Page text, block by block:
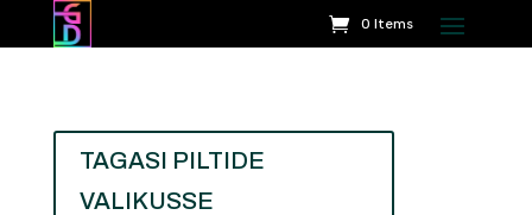
0 Items
TAGASI PILTIDE
VALIKUSSE